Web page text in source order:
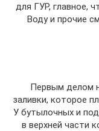
для ГУР, главное,
Воду и прочие
Первым делом
заливки, которое
У бутылочных и
в верхней части